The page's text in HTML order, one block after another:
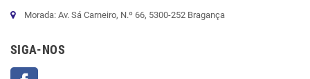
Morada: Av. Sá Carneiro, N.º 66, 5300-252 Bragança
SIGA-NOS